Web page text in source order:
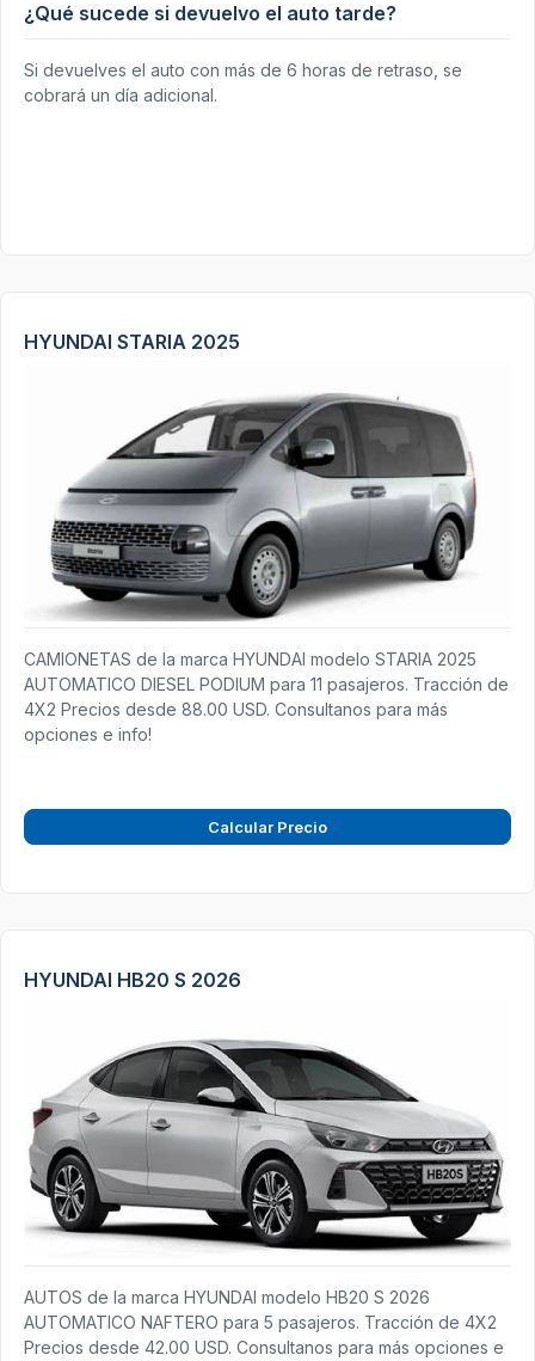
¿Qué sucede si devuelvo el auto tarde?
Si devuelves el auto con más de 6 horas de retraso, se
cobrará un día adicional.
HYUNDAI STARIA 2025
CAMIONETAS de la marca HYUNDAI modelo STARIA 2025
AUTOMATICO DIESEL PODIUM para 11 pasajeros. Tracción de
4X2 Precios desde 88.00 USD. Consultanos para más
opciones e info!
Calcular Precio
HYUNDAI HB20 S 2026
AUTOS de la marca HYUNDAI modelo HB20 S 2026
AUTOMATICO NAFTERO para 5 pasajeros. Tracción de 4X2
Precios desde 42.00 USD. Consultanos para más opciones e